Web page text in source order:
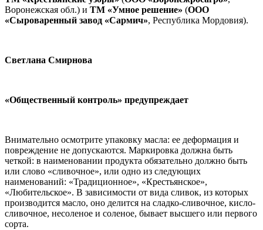
Воронежская обл.) и ТМ «Умное решение» (ООО
«Сыроваренный завод «Сармич», Республика Мордовия).
Светлана Смирнова
«Общественный контроль» предупреждает
Внимательно осмотрите упаковку масла: ее деформация и
повреждение не допускаются. Маркировка должна быть
четкой: в наименовании продукта обязательно должно быть
или слово «сливочное», или одно из следующих
наименований: «Традиционное», «Крестьянское»,
«Любительское». В зависимости от вида сливок, из которых
производится масло, оно делится на сладко-сливочное, кисло-
сливочное, несоленое и соленое, бывает высшего или первого
сорта.